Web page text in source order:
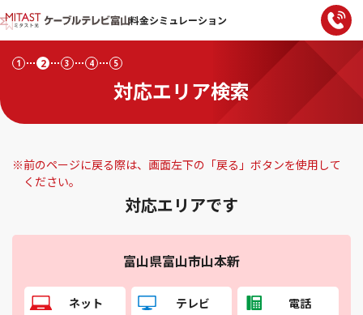
料金シミュレーション
対応エリア検索
1 2 3 4 5
※前のページに戻る際は、画面左下の「戻る」ボタンを使用して
ください。
対応エリアです
富山県富山市山本新
ネット テレビ 電話